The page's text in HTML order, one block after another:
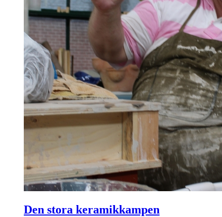
Den stora keramikkampen